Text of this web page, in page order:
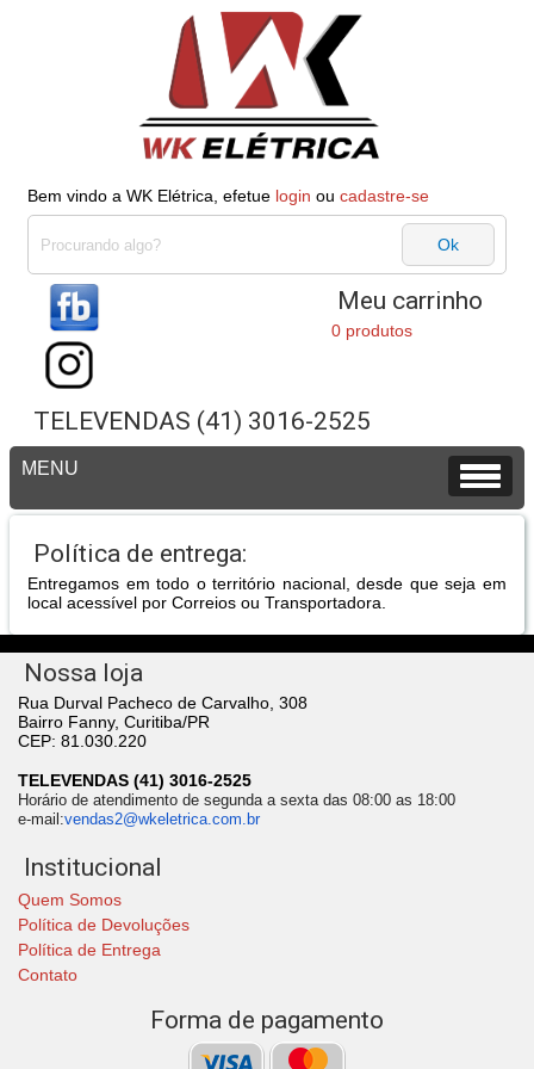
Bem vindo a WK Elétrica, efetue login ou cadastre-se
Meu carrinho
0 produtos
TELEVENDAS (41) 3016-2525
Política de entrega:
Entregamos em todo o território nacional, desde que seja em
local acessível por Correios ou Transportadora.
Nossa loja
Rua Durval Pacheco de Carvalho, 308
Bairro Fanny, Curitiba/PR
CEP: 81.030.220
TELEVENDAS (41) 3016-2525
Horário de atendimento de segunda a sexta das 08:00 as 18:00
e-mail:vendas2@wkeletrica.com.br
Institucional
Quem Somos
Política de Devoluções
Política de Entrega
Contato
Forma de pagamento